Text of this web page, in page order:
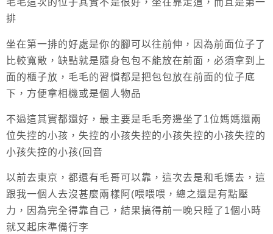
排
坐在第一排的好處是你的腳可以往前伸，因為前面位子了
比較寬敞，缺點就是隨身包包不能放在前面，必須拿到上
面的櫃子放，毛毛的習慣都是把包包放在前面的位子底
下，方便拿相機或是個人物品
不過這其實都還好，最主要是毛毛旁邊坐了1位媽媽還兩
位失控的小孩，失控的小孩失控的小孩失控的小孩失控的
小孩失控的小孩(回音
以前去東京，都還有毛哥可以靠，這次去是和毛媽去，這
跟我一個人去沒甚麼兩樣阿(喂喂喂，總之還是有點壓
力，因為完全得靠自己，結果搞得前一晚只睡了1個小時
就又起床準備行李